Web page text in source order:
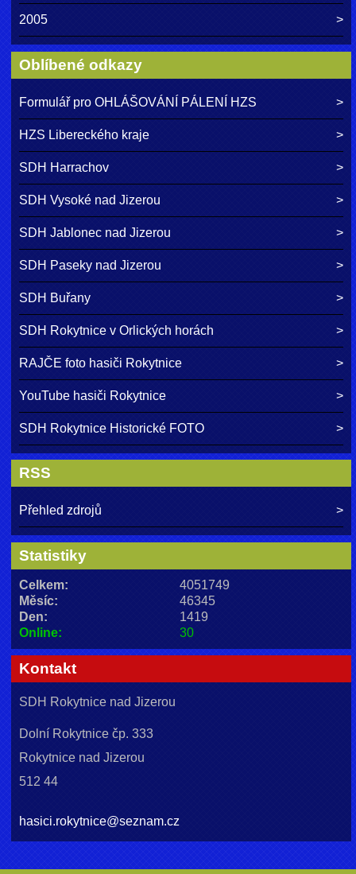
2005
Oblíbené odkazy
Formulář pro OHLÁŠOVÁNÍ PÁLENÍ HZS
HZS Libereckého kraje
SDH Harrachov
SDH Vysoké nad Jizerou
SDH Jablonec nad Jizerou
SDH Paseky nad Jizerou
SDH Buřany
SDH Rokytnice v Orlických horách
RAJČE foto hasiči Rokytnice
YouTube hasiči Rokytnice
SDH Rokytnice Historické FOTO
RSS
Přehled zdrojů
Statistiky
Online: 30
Celkem:
4051749
Měsíc:
46345
Den:
1419
Kontakt
SDH Rokytnice nad Jizerou
Dolní Rokytnice čp. 333
Rokytnice nad Jizerou
512 44
hasici.rokytnice@seznam.cz